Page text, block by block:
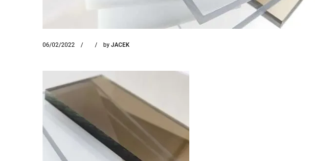
06/02/2022 by JACEK